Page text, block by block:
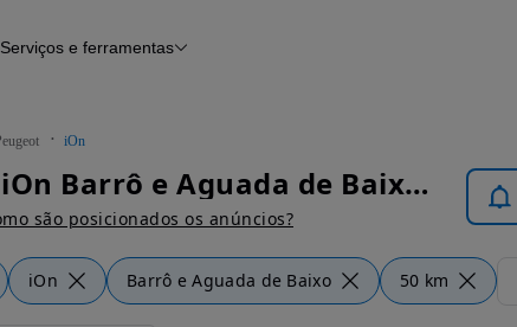
Histórico do veículo
Serviços e ferramentas
iOn
Peugeot iOn Barrô e Aguada de Baixo - Carros
são posicionados os anúncios?
iOn Barrô e Aguada de Baixo 50 km